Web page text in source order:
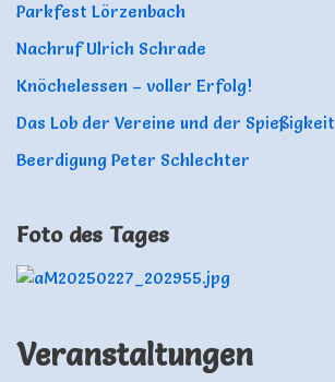
Parkfest Lörzenbach
Nachruf Ulrich Schrade
Knöchelessen – voller Erfolg!
Das Lob der Vereine und der Spießigkeit
Beerdigung Peter Schlechter
Foto des Tages
Veranstaltungen